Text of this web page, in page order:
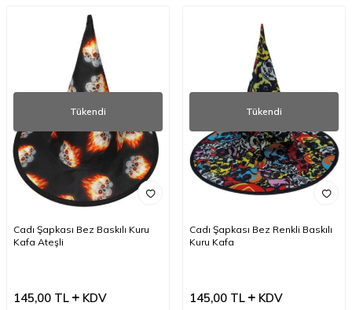
Tükendi
Cadı Şapkası Bez Baskılı Kuru
Kafa Ateşli
145,00 TL KDV
Tükendi
Cadı Şapkası Bez Renkli Baskılı
Kuru Kafa
145,00 TL KDV